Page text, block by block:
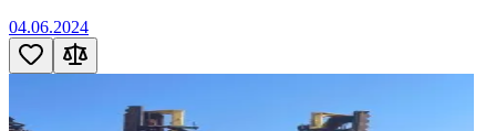
04.06.2024